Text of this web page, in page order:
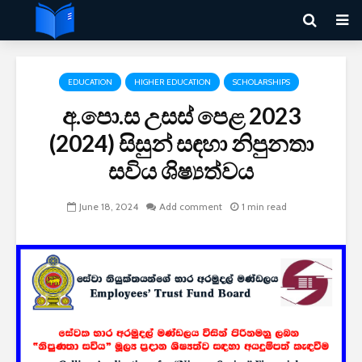
EDUCATION HIGHER EDUCATION SCHOLARSHIPS
අ.පො.ස උසස් පෙළ 2023
(2024) සිසුන් සඳහා නිපුනතා
සවිය ශිෂ්‍යත්වය
June 18, 2024 Add comment 1 min read